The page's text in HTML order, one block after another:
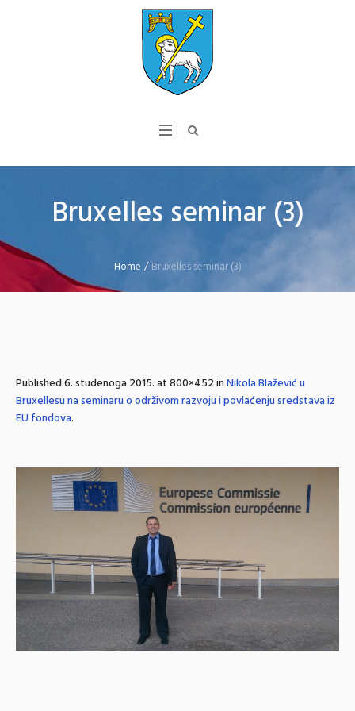
Bruxelles seminar (3)
Home /Bruxelles seminar (3)
Published6. studenoga 2015.at 800×452 inNikola Blažević u
Bruxellesu na seminaru o održivom razvoju i povlaćenju sredstava iz
EU fondova.